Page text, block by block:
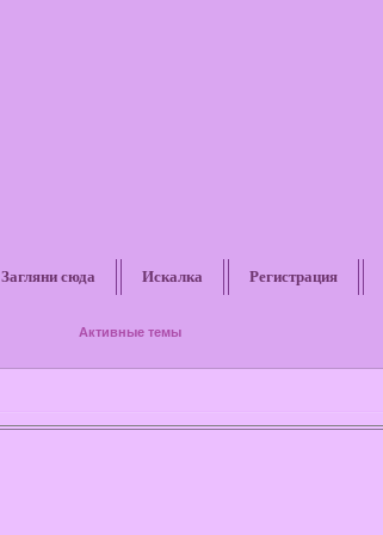
Загляни сюда Искалка Регистрация
Активные темы